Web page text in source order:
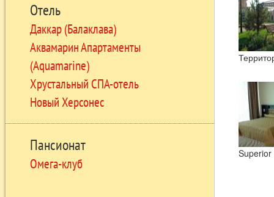
Отель
Даккар (Балаклава)
Аквамарин Апартаменты
(Aquamarine)
Хрустальный СПА-отель
Новый Херсонес
Пансионат
Омега-клуб
Superior